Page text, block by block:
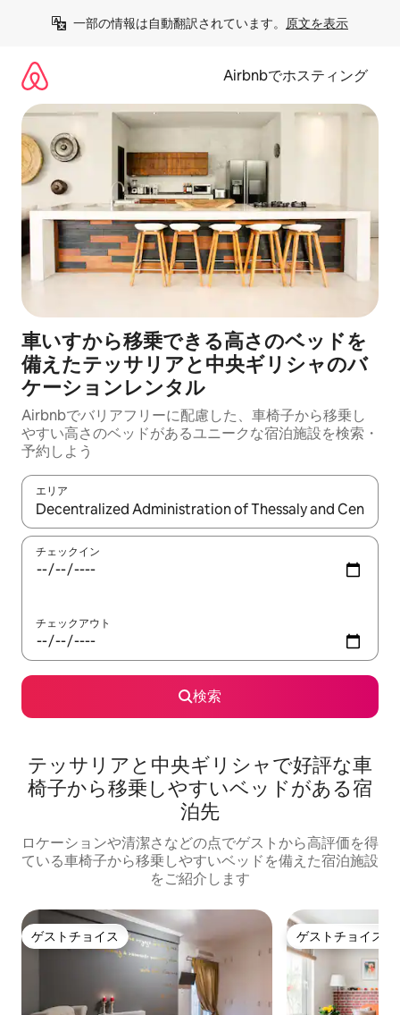
一部の情報は自動翻訳されています。 原文を表示
Airbnbでホスティング
車いすから移乗できる高さのベッドを
備えたテッサリアと中央ギリシャのバ
ケーションレンタル
Airbnbでバリアフリーに配慮した、車椅子から移乗し
やすい高さのベッドがあるユニークな宿泊施設を検索・
予約しよう
エリア
検索結果が表示されたら、上下の矢印キーを使って移動するか
チェックイン
チェックアウト
検索
テッサリアと中央ギリシャで好評な車
椅子から移乗しやすいベッドがある宿
泊先
ロケーションや清潔さなどの点でゲストから高評価を得
ている車椅子から移乗しやすいベッドを備えた宿泊施設
をご紹介します
ゲストチョイス
ゲストチョイス ゲストチョイス
ゲストチョイス